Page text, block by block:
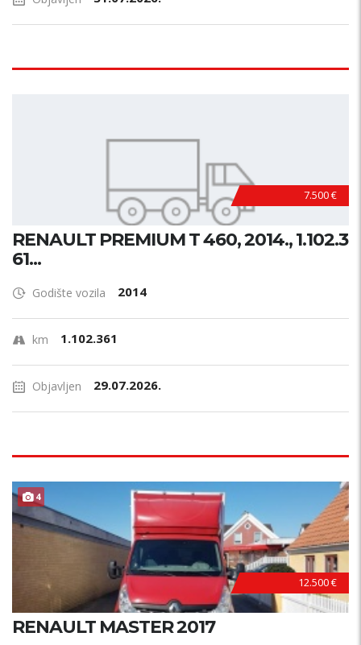
7.500 €
RENAULT PREMIUM T 460, 2014., 1.102.3
61...
Godište vozila 2014
km 1.102.361
Objavljen 29.07.2026.
4
12.500 €
RENAULT MASTER 2017